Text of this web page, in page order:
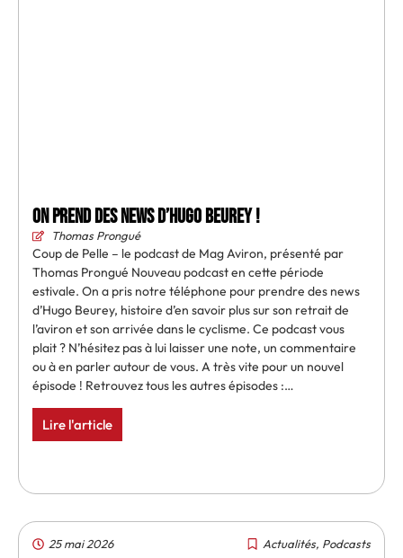
On prend des news d’Hugo Beurey !
Thomas Prongué
Coup de Pelle – le podcast de Mag Aviron, présenté par
Thomas Prongué Nouveau podcast en cette période
estivale. On a pris notre téléphone pour prendre des news
d’Hugo Beurey, histoire d’en savoir plus sur son retrait de
l’aviron et son arrivée dans le cyclisme. Ce podcast vous
plait ? N’hésitez pas à lui laisser une note, un commentaire
ou à en parler autour de vous. A très vite pour un nouvel
épisode ! Retrouvez tous les autres épisodes :…
Lire l'article
25 mai 2026 Actualités, Podcasts